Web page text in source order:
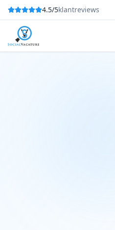
4.5/5klantreviews